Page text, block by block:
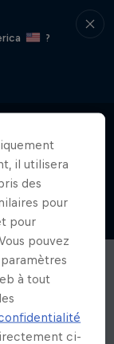
?
il utilisera
des
pour
pour
pouvez
à tout
ci-